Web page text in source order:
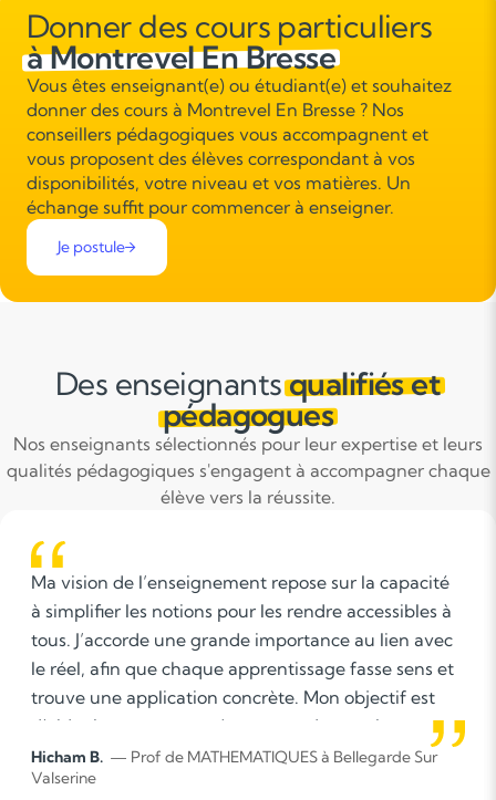
Donner des cours particuliers
à Montrevel En Bresse
Vous êtes enseignant(e) ou étudiant(e) et souhaitez
donner des cours à Montrevel En Bresse ? Nos
conseillers pédagogiques vous accompagnent et
vous proposent des élèves correspondant à vos
disponibilités, votre niveau et vos matières. Un
échange suffit pour commencer à enseigner.
Je postule
Des enseignantsqualifiés et
pédagogues
Nos enseignants sélectionnés pour leur expertise et leurs
qualités pédagogiques s'engagent à accompagner chaque
élève vers la réussite.
Ma vision de l’enseignement repose sur la capacité
à simplifier les notions pour les rendre accessibles à
tous. J’accorde une grande importance au lien avec
le réel, afin que chaque apprentissage fasse sens et
trouve une application concrète. Mon objectif est
d’aider les apprenants à comprendre, analyser et
agir avec des outils qu’ils peuvent utiliser dans leur
quotidien.
Hicham B.— Prof de MATHEMATIQUES à Bellegarde Sur
Valserine